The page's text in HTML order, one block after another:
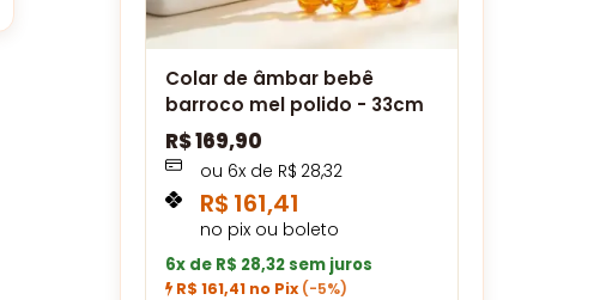
Colar de âmbar bebê
barroco mel polido - 33cm
R$169,90
ou 6x de R$ 28,32
R$ 161,41
no pix ou boleto
6x de R$ 28,32 sem juros
R$ 161,41 no Pix (-5%)